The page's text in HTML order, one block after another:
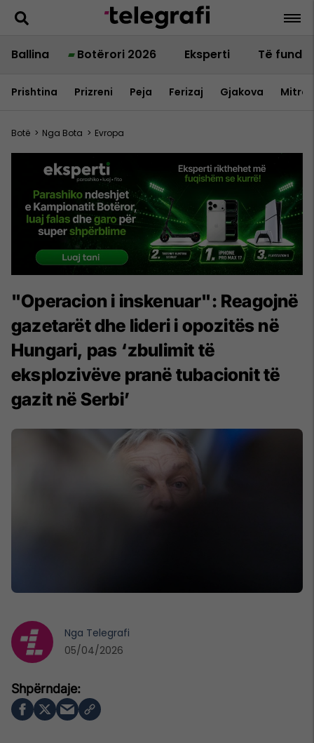
Ballina Botërori 2026 Eksperti Të fundit
Prishtina Prizreni Peja Ferizaj Gjakova
Botë > Nga Bota > Evropa
"Operacion i inskenuar": Reagojnë
gazetarët dhe lideri i opozitës në
Hungari, pas ‘zbulimit të
eksplozivëve pranë tubacionit të
gazit në Serbi’
Nga Telegrafi
05/04/2026